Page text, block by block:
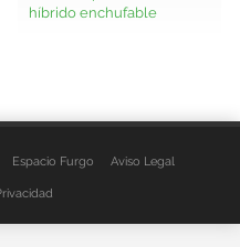
híbrido enchufable
Espacio Furgo Aviso Legal